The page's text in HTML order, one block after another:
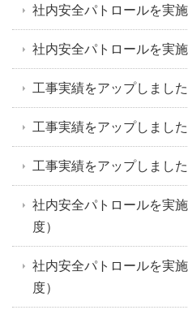
社内安全パトロールを実
社内安全パトロールを実
工事実績をアップしました
工事実績をアップしました
工事実績をアップしました
社内安全パトロールを実
度）
社内安全パトロールを実
度）